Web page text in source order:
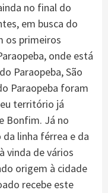
no final do
em busca do
os primeiros
onde está
Paraopeba, São
Paraopeba foram
território já
Bonfim. Já no
linha férrea e da
vinda de vários
origem à cidade
recebe este